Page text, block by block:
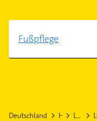
Fußpflege
Deutschland Hessen Limburg-Weilburg